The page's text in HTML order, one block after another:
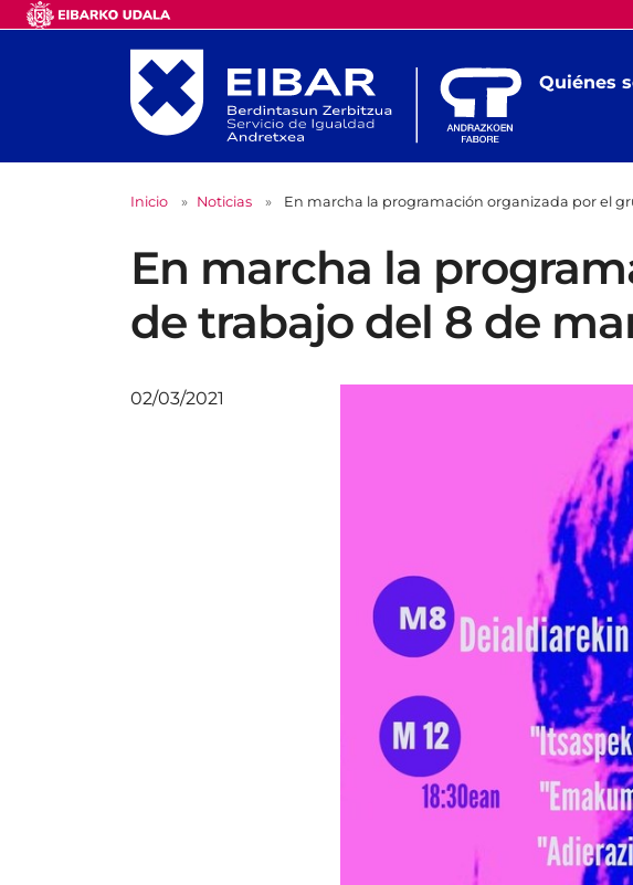
Quiénes
Inicio Noticias En marcha la programación organizada por el
En marcha la
de trabajo del 8 de
02/03/2021